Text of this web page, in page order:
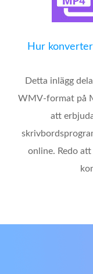
Hur
Detta inlägg
WMV-format på
att
online. Redo